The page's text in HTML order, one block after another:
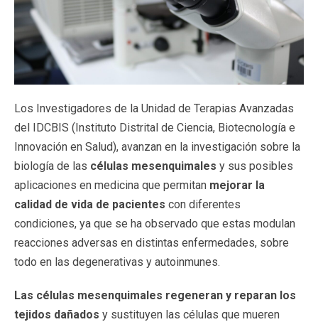
Los Investigadores de la Unidad de Terapias Avanzadas
del IDCBIS (Instituto Distrital de Ciencia, Biotecnología e
Innovación en Salud), avanzan en la investigación sobre la
biología de las células mesenquimales y sus posibles
aplicaciones en medicina que permitan mejorar la
calidad de vida de pacientes con diferentes
condiciones, ya que se ha observado que estas modulan
reacciones adversas en distintas enfermedades, sobre
todo en las degenerativas y autoinmunes.
Las células mesenquimales regeneran y reparan los
tejidos dañados y sustituyen las células que mueren